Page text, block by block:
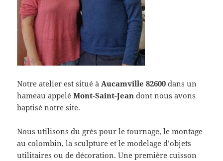
Notre atelier est situé àAucamville 82600dans un
hameau appeléMont-Saint-Jean dont nous avons
baptisé notre site.
Nous utilisons du grès pour le tournage, le montage
au colombin, la sculpture et le modelage d’objets
utilitaires ou de décoration. Une première cuisson